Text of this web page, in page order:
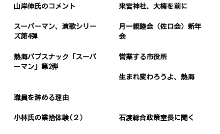
山岸伸氏のコメント 来宮神社、大楠を前に
スーパーマン、演歌シリー
ズ第4弾
月一親睦会（佐口会）新年
会
熱海パブスナック「スーパ
ーマン」第2弾
営業する市役所
生まれ変わろうよ、熱海
職員を辞める理由
小林氏の業捨体験(２） 石渡総合政策室長に聞く